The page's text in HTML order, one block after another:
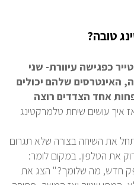
טובה?
כפגישה עיוורת- שני
האינטרסים שלהם יכולים
אחד הצדדים רוצה
איך עושים שיחת טלמרקטינג
את השיחה בצורה שלא תגרום
את הטלפון. במקום לומר:
חדש, מה שלומך?" הצג את